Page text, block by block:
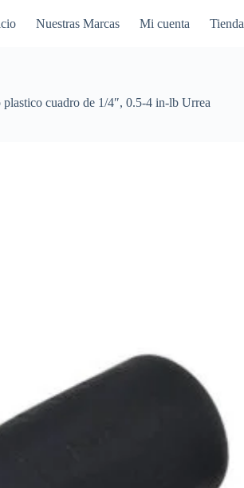
Nuestras Marcas Mi cuenta Tienda
cuadro de 1/4″, 0.5-4 in-lb Urrea